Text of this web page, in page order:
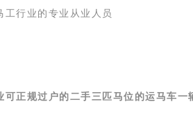
工行业的专业从业人员
可正规过户的二手三匹马位的运马车一